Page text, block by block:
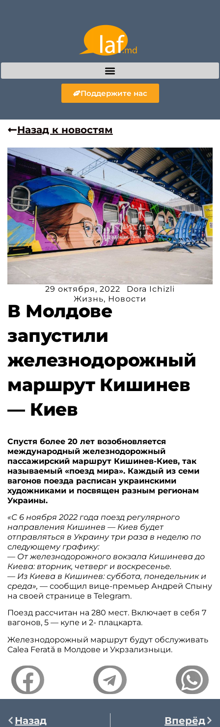
Поддержите нас
Назад к новостям
29 октября, 2022
Dora Ichizli
Жизнь, Новости
В Молдове
запустили
железнодорожный
маршрут Кишинев
— Киев
Спустя более 20 лет возобновляется
международный железнодорожный
пассажирский маршрут Кишинев-Киев, так
называемый «поезд мира». Каждый из семи
вагонов поезда расписан украинскими
художниками и посвящен разным регионам
Украины.
«С 6 ноября 2022 года поезд регулярного
направления Кишинев — Киев будет
отправляться в Украину три раза в неделю по
следующему графику:
— От железнодорожного вокзала Кишинева до
Киева: вторник, четверг и воскресенье.
— Из Киева в Кишинев: суббота, понедельник и
среда», — сообщил вице-премьер Андрей Спыну
на своей странице в Telegram.
Поезд рассчитан на 280 мест. Включает в себя 7
вагонов, 5 — купе и 2- плацкарта.
Железнодорожный маршрут будут обслуживать
Calea Ferată в Молдове и Укрзализныци.
Назад Вперёд